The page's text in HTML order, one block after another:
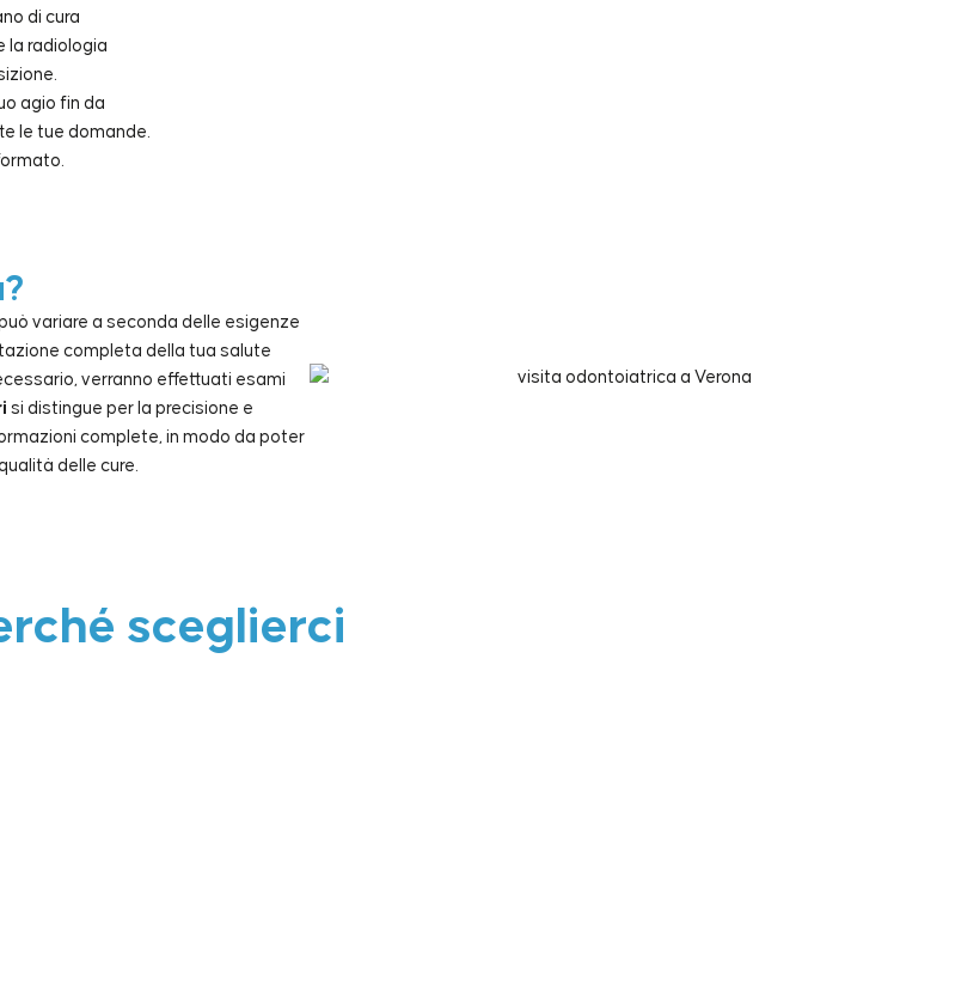
di cura
la radiologia
agio fin da
le tue domande.
variare a seconda delle esigenze
completa della tua salute
verranno effettuati esami
si distingue per la precisione e
complete, in modo da poter
delle cure.
sceglierci